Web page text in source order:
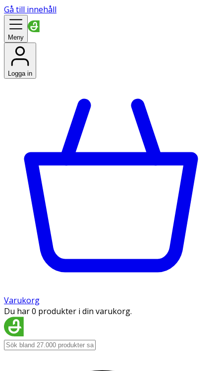
Gå till innehåll
Meny
Logga in
Varukorg
Du har 0 produkter i din varukorg.